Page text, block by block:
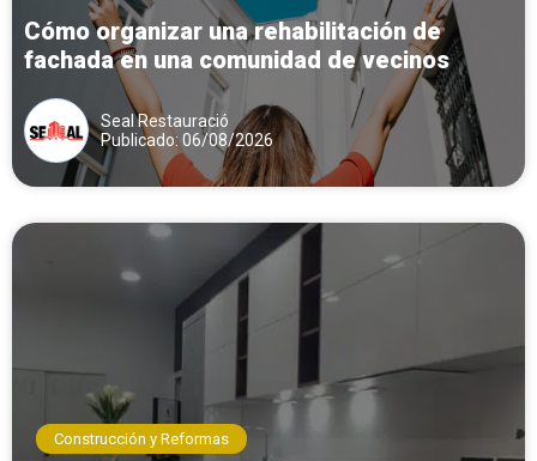
Cómo organizar una rehabilitación de
fachada en una comunidad de vecinos
Seal Restauració
Publicado: 06/08/2026
Construcción y Reformas